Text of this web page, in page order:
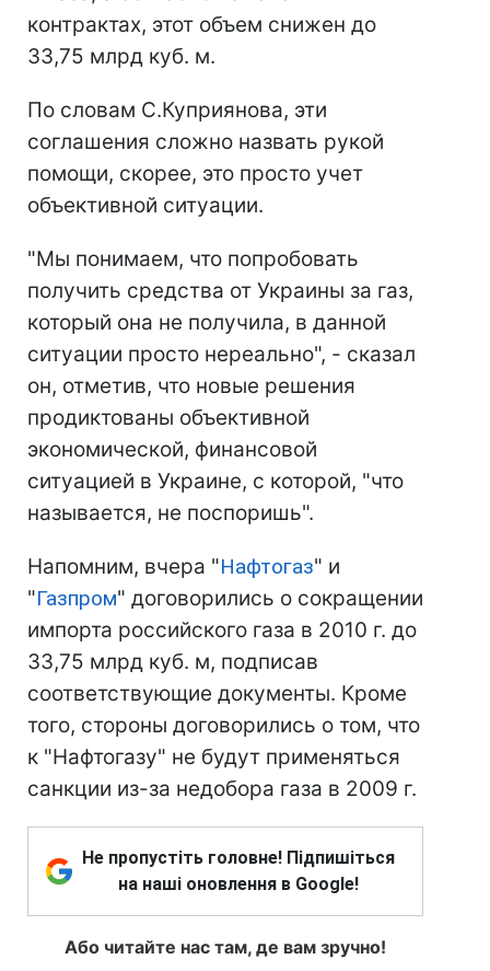
контрактах, этот объем снижен до
33,75 млрд куб. м.
По словам С.Куприянова, эти
соглашения сложно назвать рукой
помощи, скорее, это просто учет
объективной ситуации.
"Мы понимаем, что попробовать
получить средства от Украины за газ,
который она не получила, в данной
ситуации просто нереально", - сказал
он, отметив, что новые решения
продиктованы объективной
экономической, финансовой
ситуацией в Украине, с которой, "что
называется, не поспоришь".
Напомним, вчера "Нафтогаз" и
"Газпром" договорились о сокращении
импорта российского газа в 2010 г. до
33,75 млрд куб. м, подписав
соответствующие документы. Кроме
того, стороны договорились о том, что
к "Нафтогазу" не будут применяться
санкции из-за недобора газа в 2009 г.
Не пропустіть головне! Підпишіться
на наші оновлення в Google!
Або читайте нас там, де вам зручно!